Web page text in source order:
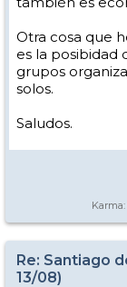
Otra cosa que
es la posibidad
grupos
solos.
Saludos.
Karma:
Re: Santiago
13/08)